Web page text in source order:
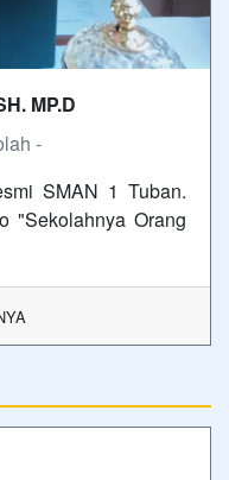
MP.D
-
SMAN 1 Tuban.
"Sekolahnya Orang